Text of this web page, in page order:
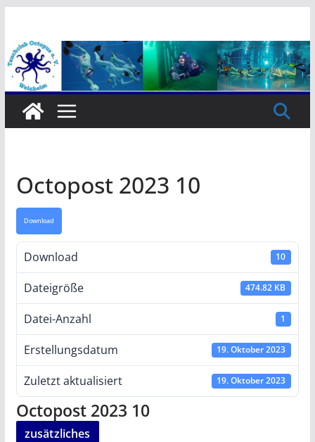
springen
Octopost 2023 10
Download
Download 10
Dateigröße 474.82 KB
Datei-Anzahl 1
Erstellungsdatum 19. Oktober 2023
Zuletzt aktualisiert 19. Oktober 2023
Octopost 2023 10
zusätzliches